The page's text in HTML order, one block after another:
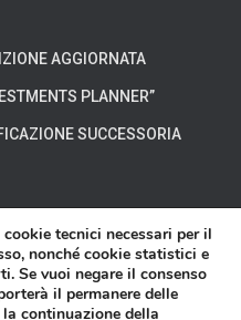
AGGIORNATA
PLANNER”
SUCCESSORIA
DICONO DI NOI
tecnici necessari per il
nonché cookie statistici e
Se vuoi negare il consenso
il permanere delle
continuazione della